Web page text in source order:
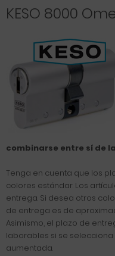
KESO 8000
combinarse entre sí de
Tenga en cuenta que los
colores estándar. Los
entrega. Si desea otros
de entrega es de
Asimismo, el plazo de
laborables si se
aumentada.